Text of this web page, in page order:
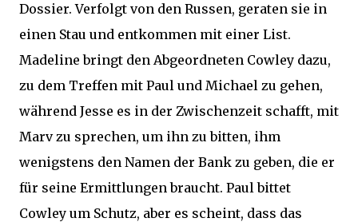
Dossier. Verfolgt von den Russen, geraten sie in
einen Stau und entkommen mit einer List.
Madeline bringt den Abgeordneten Cowley dazu,
zu dem Treffen mit Paul und Michael zu gehen,
während Jesse es in der Zwischenzeit schafft, mit
Marv zu sprechen, um ihn zu bitten, ihm
wenigstens den Namen der Bank zu geben, die er
für seine Ermittlungen braucht. Paul bittet
Cowley um Schutz, aber es scheint, dass das